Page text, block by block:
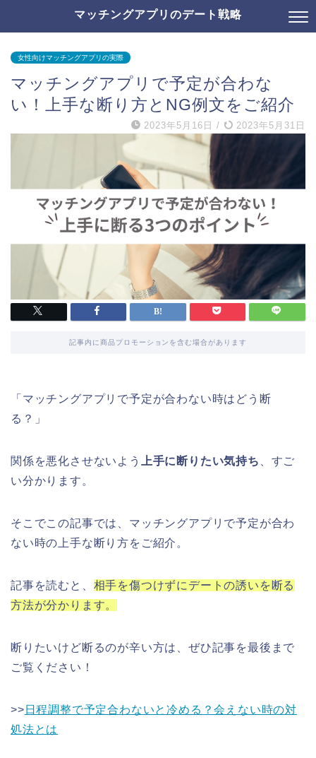
マッチングアプリのデート戦略
女性向けマッチングアプリの実際
マッチングアプリで予定が合わな
い！上手な断り方とNG例文をご紹介
2023年5月16日 / 2023年5月31日
記事内に商品プロモーションを含む場合があります
「マッチングアプリで予定が合わない時はどう断
る？」
関係を悪化させないよう 上手に断りたい気持ち 、すご
い分かります。
そこでこの記事では、マッチングアプリで予定が合わ
ない時の上手な断り方をご紹介。
記事を読むと、 相手を傷つけずにデートの誘いを断る
方法が分かります。
断りたいけど断るのが辛い方は、ぜひ記事を最後まで
ご覧ください！
>> 日程調整で予定合わないと冷める？会えない時の対
処法とは